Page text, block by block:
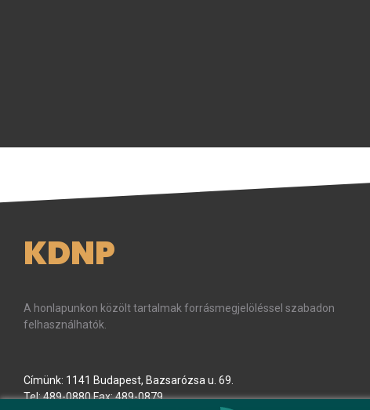
KDNP
A honlapunkon közölt tartalmak forrásmegjelöléssel szabadon
felhasználhatók.
Címünk: 1141 Budapest, Bazsarózsa u. 69.
Tel: 489-0880 Fax: 489-0879